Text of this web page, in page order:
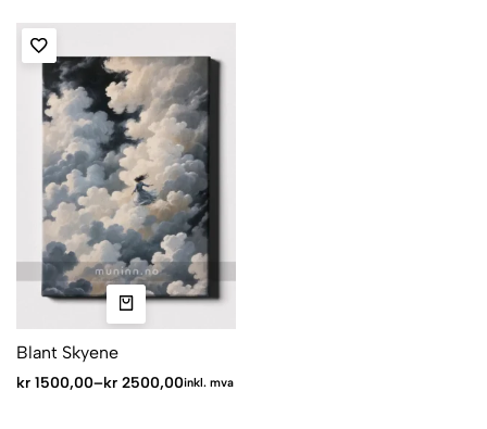
Blant Skyene
kr 1500,00–kr 2500,00inkl. mva